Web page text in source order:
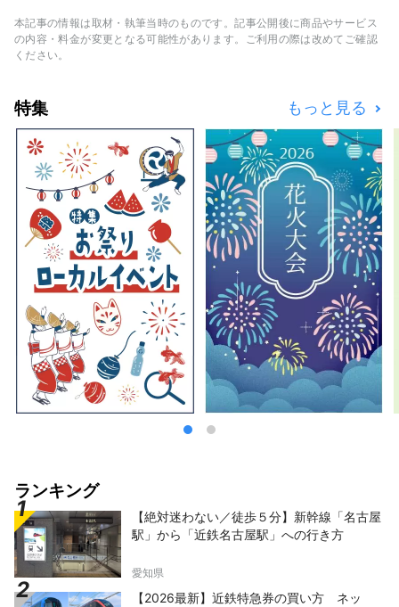
ラール対応や多言語サポートを整えた店舗運営
を行っています。 このアカウントでは、
本記事の情報は取材・執筆当時のものです。記事公開後に商品やサービス
の内容・料金が変更となる可能性があります。ご利用の際は改めてご確認
ください。
特集 もっと見る
ランキング
【絶対迷わない／徒歩５分】新幹線「名古屋
駅」から「近鉄名古屋駅」への行き方
愛知県
【2026最新】近鉄特急券の買い方 ネッ